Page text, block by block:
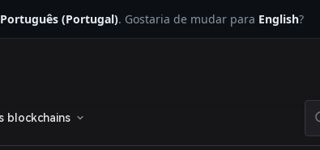
Português (Portugal). Gostaria de mudar para English?
blockchains